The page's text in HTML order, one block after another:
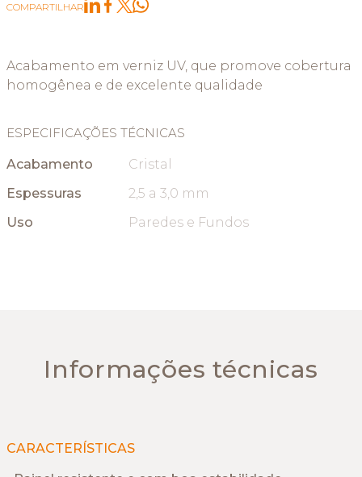
COMPARTILHAR
Acabamento em verniz UV, que promove cobertura
homogênea e de excelente qualidade
ESPECIFICAÇÕES TÉCNICAS
Acabamento
Cristal
Espessuras
2,5 a 3,0 mm
Uso
Paredes e Fundos
Informações técnicas
CARACTERÍSTICAS